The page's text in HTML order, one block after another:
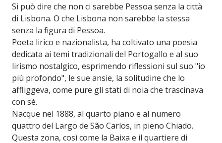
Si può dire che non ci sarebbe Pessoa senza la città
di Lisbona. O che Lisbona non sarebbe la stessa
senza la figura di Pessoa.
Poeta lirico e nazionalista, ha coltivato una poesia
dedicata ai temi tradizionali del Portogallo e al suo
lirismo nostalgico, esprimendo riflessioni sul suo "io
più profondo", le sue ansie, la solitudine che lo
affliggeva, come pure gli stati di noia che trascinava
con sé.
Nacque nel 1888, al quarto piano e al numero
quattro del Largo de São Carlos, in pieno Chiado.
Questa zona, così come la Baixa e il quartiere di